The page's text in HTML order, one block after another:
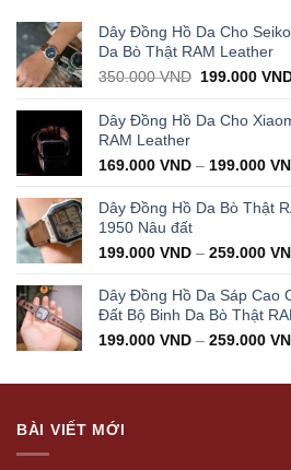
Dây Đồng Hồ Da Cho
Da Bò Thật RAM Leather
350.000VND Original
was:
199.000
Dây Đồng Hồ Da Cho
RAM Leather
169.000 VND – 199.000
Dây Đồng Hồ Da Bò Thật
1950 Nâu đất
199.000 VND – 259.000
Dây Đồng Hồ Da Sáp Cao
Đất Bộ Binh Da Bò Thật
199.000 VND – 259.000
BÀI VIẾT MỚI